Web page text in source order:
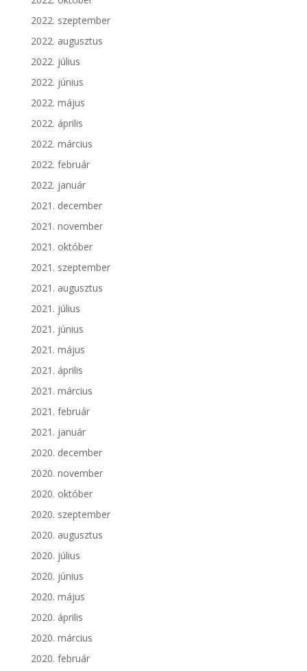
2022. szeptember
2022. augusztus
2022. július
2022. június
2022. május
2022. április
2022. március
2022. február
2022. január
2021. december
2021. november
2021. október
2021. szeptember
2021. augusztus
2021. július
2021. június
2021. május
2021. április
2021. március
2021. február
2021. január
2020. december
2020. november
2020. október
2020. szeptember
2020. augusztus
2020. július
2020. június
2020. május
2020. április
2020. március
2020. február